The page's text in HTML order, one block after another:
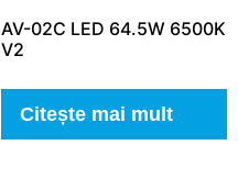
AV-02C LED 64.5W 6500K
V2
Citește mai mult